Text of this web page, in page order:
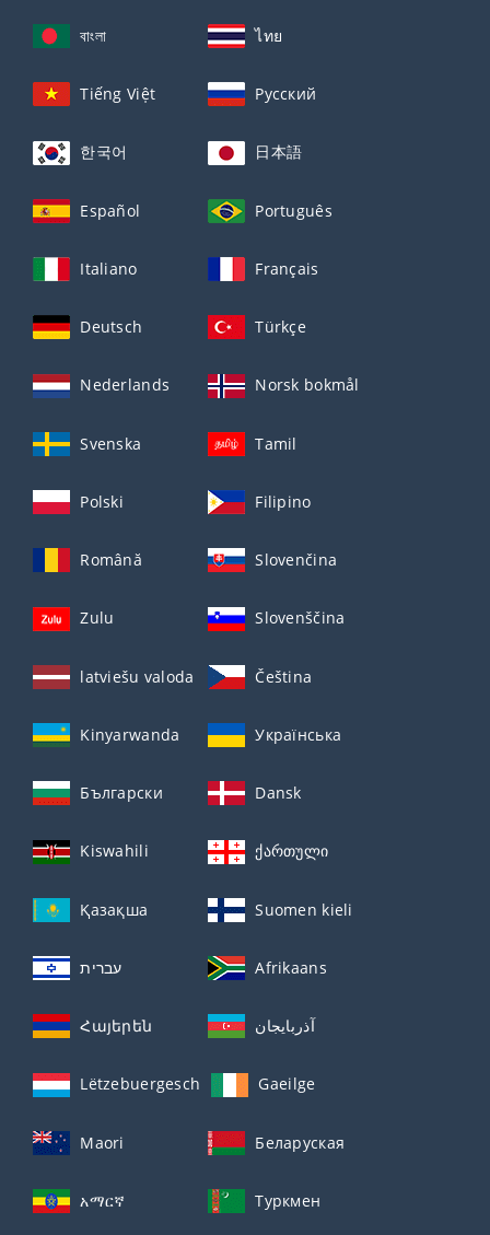
বাংলা ไทย
Tiếng Việt Русский
한국어 日本語
Español Português
Italiano Français
Deutsch Türkçe
Nederlands Norsk bokmål
Svenska Tamil
Polski Filipino
Română Slovenčina
Zulu Slovenščina
latviešu valoda Čeština
Kinyarwanda Українська
Български Dansk
Kiswahili ქართული
Қазақша Suomen kieli
עברית Afrikaans
Հայերեն آذربايجان
Lëtzebuergesch Gaeilge
Maori Беларуская
አማርኛ Туркмен